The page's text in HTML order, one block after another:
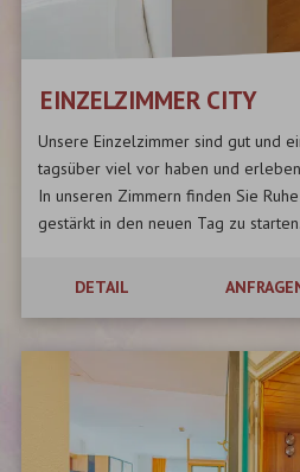
EINZELZIMMER CITY
Unsere Einzelzimmer sind gut und
tagsüber viel vor haben und
In unseren Zimmern finden Sie
gestärkt in den neuen Tag zu starten.
DETAIL